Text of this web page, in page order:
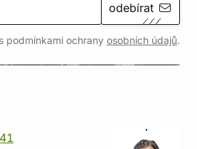
odebírat
podmínkami ochrany osobních údajů.